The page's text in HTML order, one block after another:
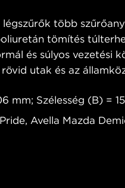
több
tömítés
és súlyos vezetési
utak és az
mm; Szélesség (B) =
Avella Mazda